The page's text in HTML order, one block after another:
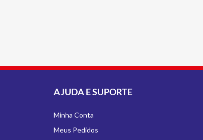
AJUDA E SUPORTE
Minha Conta
Meus Pedidos